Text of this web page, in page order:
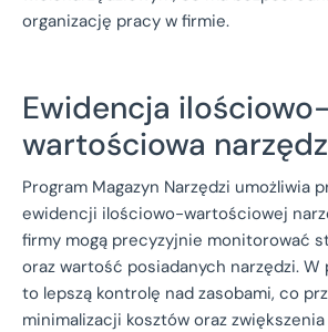
organizację pracy w firmie.
Ewidencja ilościowo-
wartościowa
Program Magazyn Narzędzi umożliwia
ewidencji ilościowo-wartościowej
firmy mogą precyzyjnie monitorować
oraz wartość posiadanych narzędzi. W
to lepszą kontrolę nad zasobami, co
minimalizacji kosztów oraz